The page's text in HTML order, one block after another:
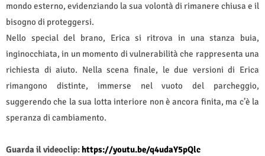
mondo esterno, evidenziando la sua volontà di rimanere chiusa e il
bisogno di proteggersi.
Nello special del brano, Erica si ritrova in una stanza buia,
inginocchiata, in un momento di vulnerabilità che rappresenta una
richiesta di aiuto. Nella scena finale, le due versioni di Erica
rimangono distinte, immerse nel vuoto del parcheggio,
suggerendo che la sua lotta interiore non è ancora finita, ma c’è la
speranza di cambiamento.
Guarda il videoclip: https://youtu.be/q4udaY5pQlc